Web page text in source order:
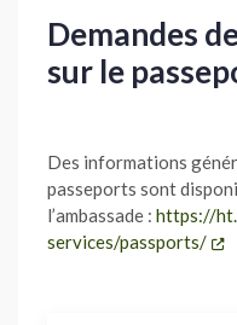
Demandes
sur le
Des informations
passeports sont
l’ambassade : https://
services/passports/